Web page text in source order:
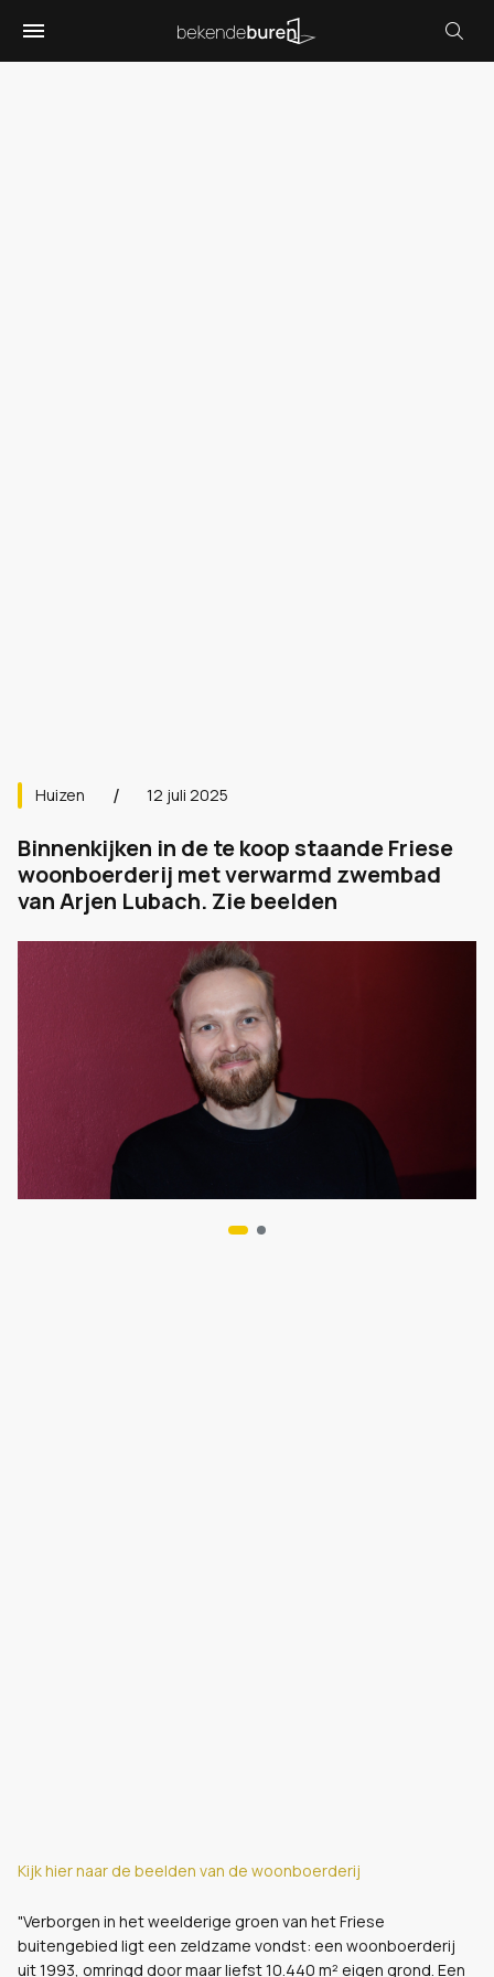
Huizen 12 juli 2025
Binnenkijken in de te koop staande Friese
woonboerderij met verwarmd zwembad
van Arjen Lubach. Zie beelden
Kijk hier naar de beelden van de woonboerderij
"Verborgen in het weelderige groen van het Friese
buitengebied ligt een zeldzame vondst: een woonboerderij
uit 1993, omringd door maar liefst 10.440 m² eigen grond. Een